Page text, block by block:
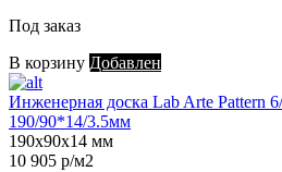
Под заказ
В корзину Добавлен
Инженерная доска Lab Arte Pattern
190/90*14/3.5мм
190х90х14 мм
10 905 р/м2